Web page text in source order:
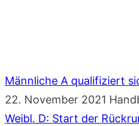
Männliche A qualifiziert
22. November 2021
Weibl. D: Start der